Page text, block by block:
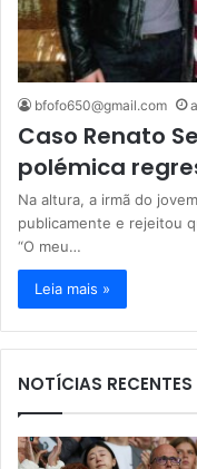
bfofo650@gmail.com
Caso Renato
polémica
Na altura, a irmã do
publicamente e rejeitou
“O meu…
Leia mais »
NOTÍCIAS RECENTES